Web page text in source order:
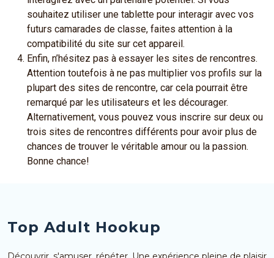
souhaitez utiliser une tablette pour interagir avec vos
futurs camarades de classe, faites attention à la
compatibilité du site sur cet appareil.
Enfin, n’hésitez pas à essayer les sites de rencontres.
Attention toutefois à ne pas multiplier vos profils sur la
plupart des sites de rencontre, car cela pourrait être
remarqué par les utilisateurs et les décourager.
Alternativement, vous pouvez vous inscrire sur deux ou
trois sites de rencontres différents pour avoir plus de
chances de trouver le véritable amour ou la passion.
Bonne chance!
Top Adult Hookup